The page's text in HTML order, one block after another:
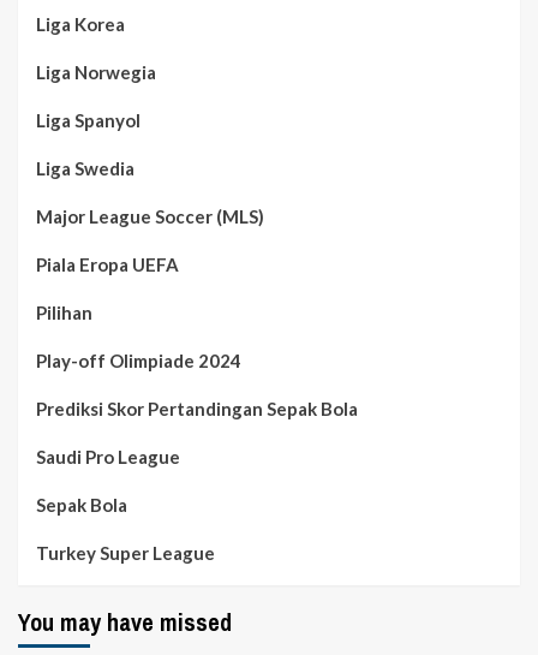
Liga Korea
Liga Norwegia
Liga Spanyol
Liga Swedia
Major League Soccer (MLS)
Piala Eropa UEFA
Pilihan
Play-off Olimpiade 2024
Prediksi Skor Pertandingan Sepak Bola
Saudi Pro League
Sepak Bola
Turkey Super League
You may have missed